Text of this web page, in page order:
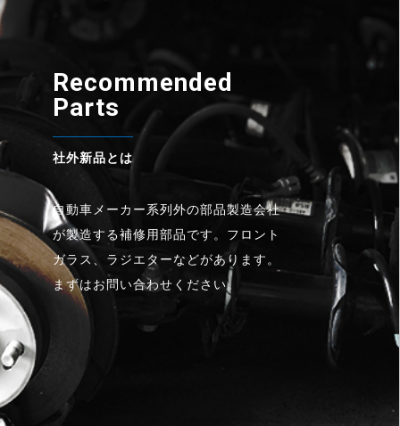
Recommended
Parts
社外新品とは
自動車メーカー系列外の部品製造会社
が製造する補修用部品です。フロント
ガラス、ラジエターなどがあります。
まずはお問い合わせください。